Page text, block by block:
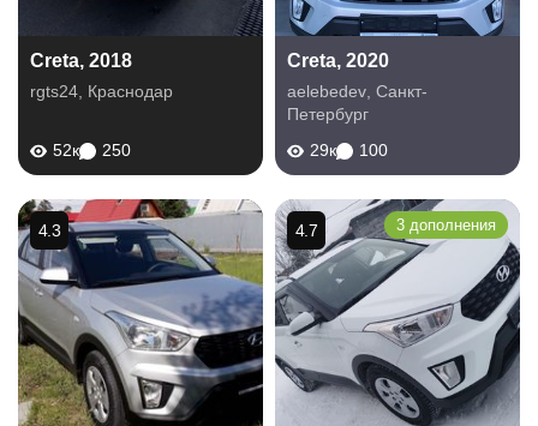
Creta, 2018
rgts24 Краснодар
52к 250
Creta, 2020
aelebedev Санкт-
Петербург
29к
100
4.3 4.7 3 дополнения